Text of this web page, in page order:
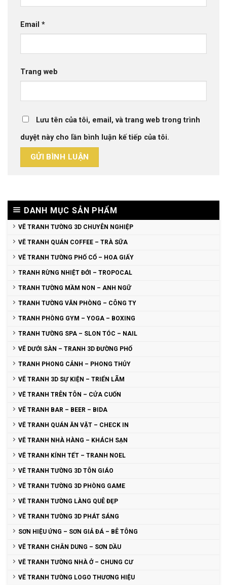
Email *
Trang web
Lưu tên của tôi, email, và trang web trong trình
duyệt này cho lần bình luận kế tiếp của tôi.
DANH MỤC SẢN PHẨM
VẼ TRANH TƯỜNG 3D CHUYÊN NGHIỆP
VẼ TRANH QUÁN COFFEE – TRÀ SỮA
VẼ TRANH TƯỜNG PHỐ CỔ – HOA GIẤY
TRANH RỪNG NHIỆT ĐỚI – TROPOCAL
TRANH TƯỜNG MẦM NON – ANH NGỮ
TRANH TƯỜNG VĂN PHÒNG – CÔNG TY
TRANH PHÒNG GYM – YOGA – BOXING
TRANH TƯỜNG SPA – SLON TÓC – NAIL
VẼ DƯỚI SÀN – TRANH 3D ĐƯỜNG PHỐ
TRANH PHONG CẢNH – PHONG THỦY
VẼ TRANH 3D SỰ KIỆN – TRIỂN LÃM
VẼ TRANH TRÊN TÔN – CỬA CUỐN
VẼ TRANH BAR – BEER – BIDA
VẼ TRANH QUÁN ĂN VẶT – CHECK IN
VẼ TRANH NHÀ HÀNG – KHÁCH SẠN
VẼ TRANH KÍNH TẾT – TRANH NOEL
VẼ TRANH TƯỜNG 3D TÔN GIÁO
VẼ TRANH TƯỜNG 3D PHÒNG GAME
VẼ TRANH TƯỜNG LÀNG QUÊ ĐẸP
VẼ TRANH TƯỜNG 3D PHÁT SÁNG
SƠN HIỆU ỨNG – SƠN GIẢ ĐÁ – BÊ TÔNG
VẼ TRANH CHÂN DUNG – SƠN DẦU
VẼ TRANH TƯỜNG NHÀ Ở – CHUNG CƯ
VẼ TRANH TƯỜNG LOGO THƯƠNG HIỆU